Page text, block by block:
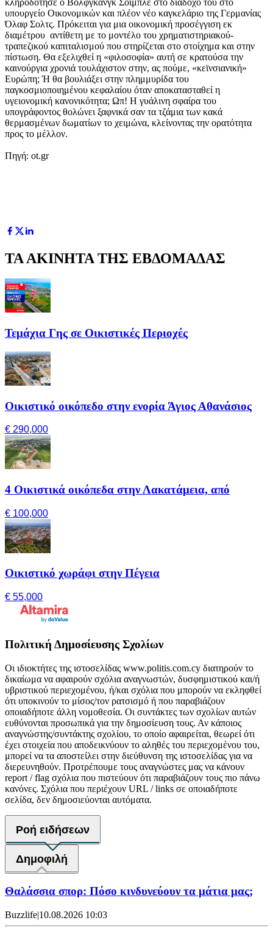
υπουργείο Οικονομικών και πλέον νέο καγκελάριο της Γερμανίας
Όλαφ Σολτς. Πρόκειται για μια οικονομική προσέγγιση εκ
διαμέτρου αντίθετη με το μοντέλο του χρηματιστηριακού-
τραπεζικού καπιταλισμού που στηρίζεται στο στοίχημα και στην
πίστωση. Θα εξελιχθεί η «φιλοσοφία» αυτή σε κρατούσα την
καινούργια χρονιά τουλάχιστον στην, ας πούμε, «κεϊνσιανική»
Ευρώπη; Ή θα βουλιάξει στην πλημμυρίδα του
παγκοσμιοποιημένου κεφαλαίου όταν αποκατασταθεί η
υγειονομική κανονικότητα; Ωπ! Η γυάλινη σφαίρα του
υπογράφοντος θολώνει ξαφνικά σαν τα τζάμια των κακά
θερμασμένων δωματίων το χειμώνα, κλείνοντας την ορατότητα
προς το μέλλον.
Πηγή: ot.gr
ΤΑ ΑΚΙΝΗΤΑ ΤΗΣ ΕΒΔΟΜΑΔΑΣ
Τεμάχια Γης σε Οικιστικές Περιοχές
Οικιστικό οικόπεδο στην ενορία Άγιος Αθανάσιος
€ 290,000
4 Οικιστικά οικόπεδα στην Λακατάμεια, από
€ 100,000
Οικιστικό χωράφι στην Πέγεια
€ 55,000
Πολιτική Δημοσίευσης Σχολίων
Οι ιδιοκτήτες της ιστοσελίδας www.politis.com.cy διατηρούν το
δικαίωμα να αφαιρούν σχόλια αναγνωστών, δυσφημιστικού και/ή
υβριστικού περιεχομένου, ή/και σχόλια που μπορούν να εκληφθεί
ότι υποκινούν το μίσος/τον ρατσισμό ή που παραβιάζουν
οποιαδήποτε άλλη νομοθεσία. Οι συντάκτες των σχολίων αυτών
ευθύνονται προσωπικά για την δημοσίευση τους. Αν κάποιος
αναγνώστης/συντάκτης σχολίου, το οποίο αφαιρείται, θεωρεί ότι
έχει στοιχεία που αποδεικνύουν το αληθές του περιεχομένου του,
μπορεί να τα αποστείλει στην διεύθυνση της ιστοσελίδας για να
διερευνηθούν. Προτρέπουμε τους αναγνώστες μας να κάνουν
report / flag σχόλια που πιστεύουν ότι παραβιάζουν τους πιο πάνω
κανόνες. Σχόλια που περιέχουν URL / links σε οποιαδήποτε
σελίδα, δεν δημοσιεύονται αυτόματα.
Ροή ειδήσεων
Δημοφιλή
Θαλάσσια σπορ: Πόσο κινδυνεύουν τα μάτια μας;
Buzzlife|10.08.2026 10:03